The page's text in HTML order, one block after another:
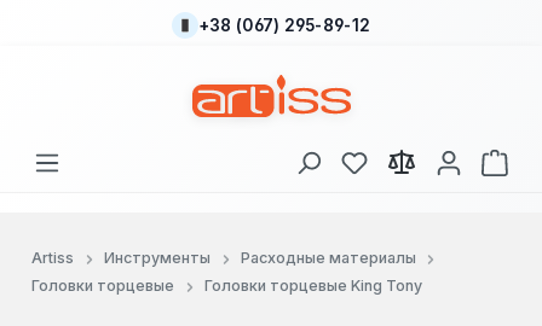
Перейти к основному содержанию
+38 (067) 295-89-12
У вас есть товары
В
Artiss Инструменты
Расходные материалы
Головки торцевые
Головки торцевые King Tony